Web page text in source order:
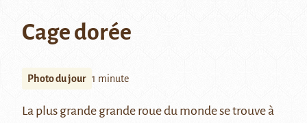
Cage dorée
Photo du jour 1 minute
La plus grande grande roue du monde se trouve à